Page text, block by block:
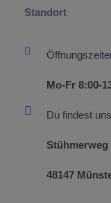
Standort
Mo-Fr 8:00-
Du findest
Stühmerweg
48147